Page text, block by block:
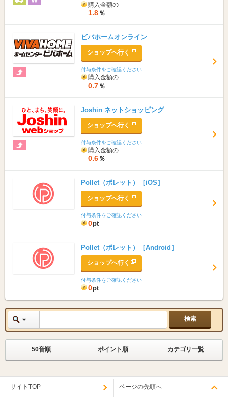
購入金額の
1.8 ％
ビバホームオンライン
ショップへ行く
付与条件をご確認ください
購入金額の
0.7 ％
Joshin ネットショッピング
ショップへ行く
付与条件をご確認ください
購入金額の
0.6 ％
Pollet（ポレット）［iOS］
ショップへ行く
付与条件をご確認ください
0pt
Pollet（ポレット）［Android］
ショップへ行く
付与条件をご確認ください
0pt
50音順 ポイント順 カテゴリ一覧
サイトTOP ページの先頭へ